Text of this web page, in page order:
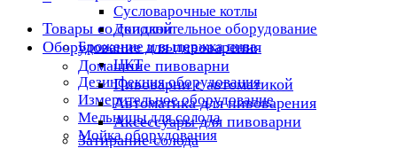
Cусловарочные котлы
Дополнительное оборудование
Брожение и выдержка пива
ЦКТ
Дезинфекция оборудования
Измерительное оборудование
Мельницы для солода
Мойка оборудования
Товары со скидкой
Оборудование для пивоварения
Домашние пивоварни
Пивоварни с автоматикой
Автоматика для пивоварения
Аксессуары для пивоварни
Затирание солода